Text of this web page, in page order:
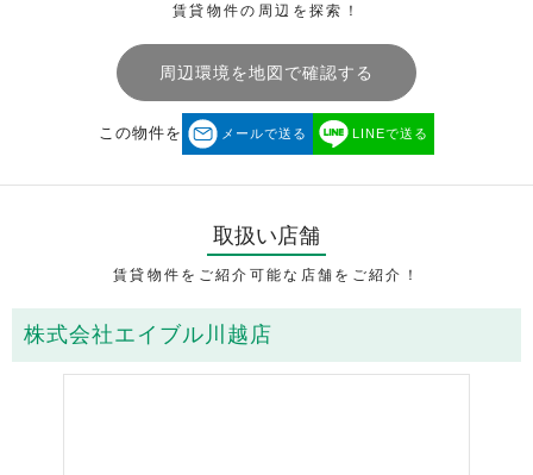
賃貸物件の周辺を探索！
周辺環境を地図で確認する
この物件を メールで送る LINEで送る
取扱い店舗
賃貸物件をご紹介可能な店舗をご紹介！
株式会社エイブル川越店